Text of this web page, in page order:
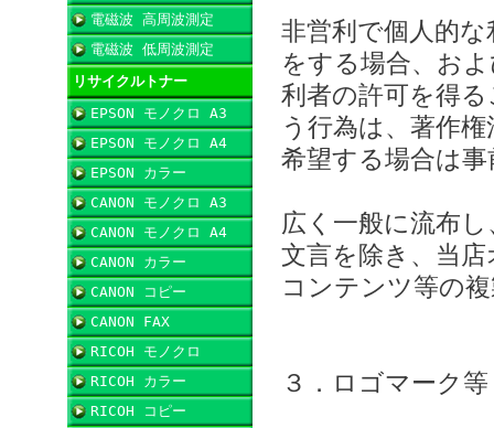
電磁波 高周波測定
電磁波 低周波測定
リサイクルトナー
EPSON モノクロ A3
EPSON モノクロ A4
EPSON カラー
CANON モノクロ A3
CANON モノクロ A4
CANON カラー
CANON コピー
CANON FAX
RICOH モノクロ
RICOH カラー
RICOH コピー
非営利で個人的
をする場合、お
利者の許可を得
う行為は、著作
希望する場合は
広く一般に流布
文言を除き、当
コンテンツ等の
３．ロゴマーク等